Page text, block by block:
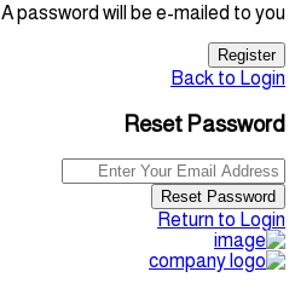
A password will be e-mailed to you
Register
Back to Login
Reset Password
Reset Password
Return to Login